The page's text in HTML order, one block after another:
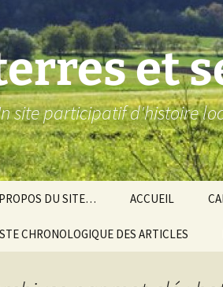
et
site participatif d'histoire
DU SITE… ACCUEIL
CHRONOLOGIQUE DES ARTICLES